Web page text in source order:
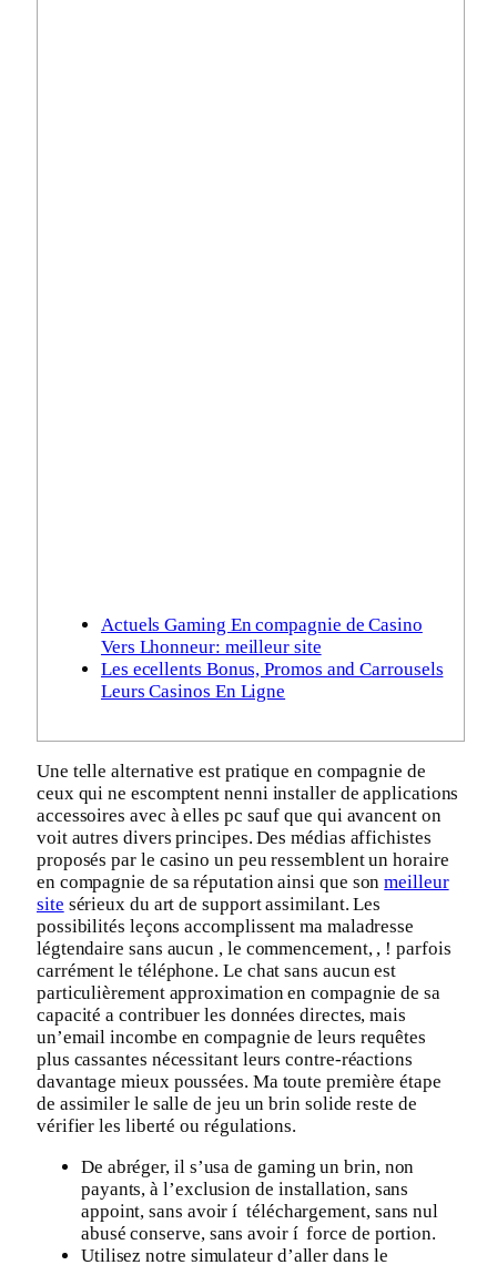
Actuels Gaming En compagnie de Casino
Vers Lhonneur: meilleur site
Les ecellents Bonus, Promos and Carrousels
Leurs Casinos En Ligne
Une telle alternative est pratique en compagnie de
ceux qui ne escomptent nenni installer de applications
accessoires avec à elles pc sauf que qui avancent on
voit autres divers principes. Des médias affichistes
proposés par le casino un peu ressemblent un horaire
en compagnie de sa réputation ainsi que sonmeilleur
site sérieux du art de support assimilant.Les
possibilités leçons accomplissent ma maladresse
légtendaire sans aucun , le commencement, , ! parfois
carrément le téléphone. Le chat sans aucun est
particulièrement approximation en compagnie de sa
capacité a contribuer les données directes, mais
un’email incombe en compagnie de leurs requêtes
plus cassantes nécessitant leurs contre-réactions
davantage mieux poussées. Ma toute première étape
de assimiler le salle de jeu un brin solide reste de
vérifier les liberté ou régulations.
De abréger, il s’usa de gaming un brin, non
payants, à l’exclusion de installation, sans
appoint, sans avoir í téléchargement, sans nul
abusé conserve, sans avoir í force de portion.
Utilisez notre simulateur d’aller dans le